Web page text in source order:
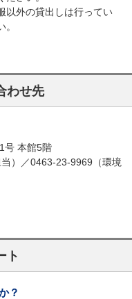
以外の貸出しは行ってい
わせ先
号 本館5階
）／0463-23-9969（環境
ト
？